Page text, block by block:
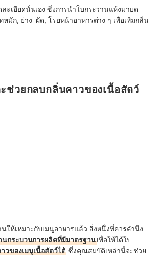
ะเอียดนั่นเอง ซึ่งการนำใบกระวานแห้งมาบด
มัก, ย่าง, ผัด, โรยหน้าอาหารต่าง ๆ เพื่อเพิ่มกลิ่น
ช่วยกลบกลิ่นคาวของเนื้อสัตว์
ให้เหมาะกับเมนูอาหารแล้ว สิ่งหนึ่งที่ควรคำนึง
นกระบวนการผลิตที่มีมาตรฐานเพื่อให้ได้ใบ
วของเมนูเนื้อสัตว์ได้ ซึ่งคุณสมบัติเหล่านี้จะช่วย